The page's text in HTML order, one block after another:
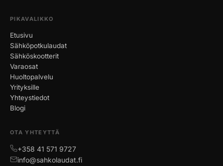
PIKAVALIKKO
Etusivu
Sähköpotkulaudat
Sähköskootterit
Varaosat
Huoltopalvelu
Yrityksille
Yhteystiedot
Blogi
OTA YHTEYTTÄ
+358 41 571 9727
info@sahkolaudat.fi